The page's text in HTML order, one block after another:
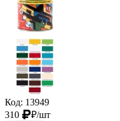
Код: 13949
310
₽/шт